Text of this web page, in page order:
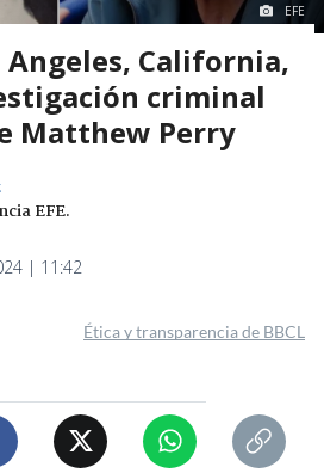
EFE
Angeles, California,
criminal
Matthew Perry
EFE.
| 11:42
Ética y transparencia de BBCL